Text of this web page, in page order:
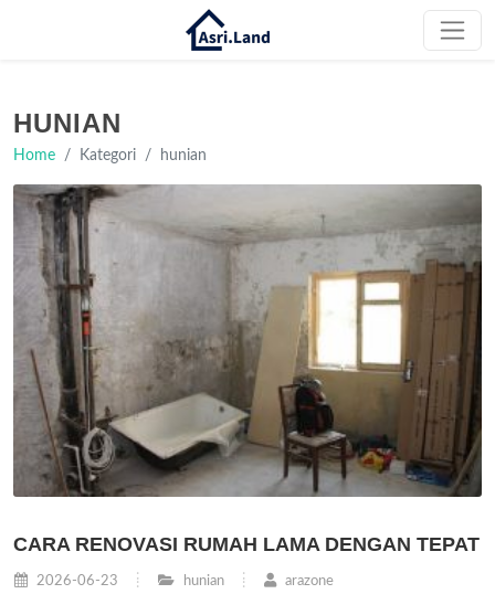
HUNIAN
Home Kategori hunian
CARA RENOVASI RUMAH LAMA DENGAN TEPAT
2026-06-23 hunian arazone